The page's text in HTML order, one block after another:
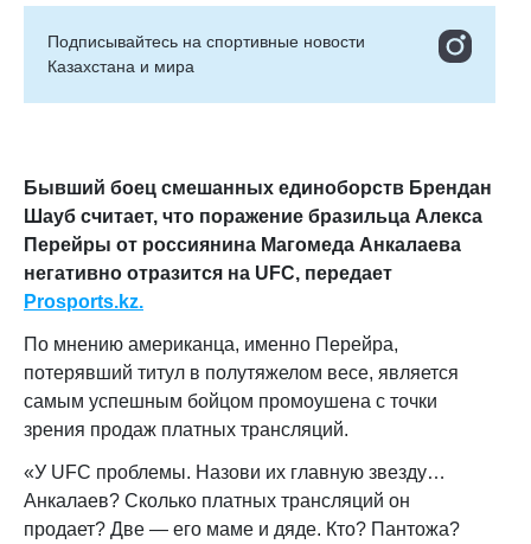
Подписывайтесь на cпортивные новости
Казахстана и мира
Бывший боец смешанных единоборств Брендан
Шауб считает, что поражение бразильца Алекса
Перейры от россиянина Магомеда Анкалаева
негативно отразится на UFC, передает
Prosports.kz.
По мнению американца, именно Перейра,
потерявший титул в полутяжелом весе, является
самым успешным бойцом промоушена с точки
зрения продаж платных трансляций.
«У UFC проблемы. Назови их главную звезду…
Анкалаев? Сколько платных трансляций он
продает? Две — его маме и дяде. Кто? Пантожа?